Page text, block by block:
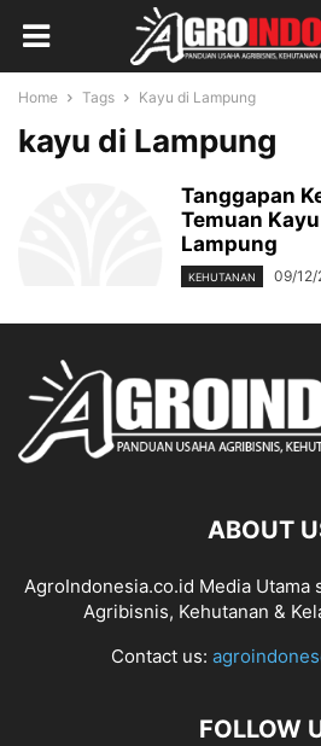
Home Tags Kayu di Lampung
kayu di Lampung
Tanggapan
Temuan
Lampung
KEHUTANAN 09/12/
ABOUT
AgroIndonesia.co.id Media Utama
Agribisnis, Kehutanan &
Contact us:
FOLLOW